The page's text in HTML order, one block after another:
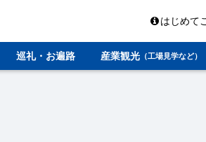
はじめて
巡礼・お遍路 産業観光 （工場見学など）